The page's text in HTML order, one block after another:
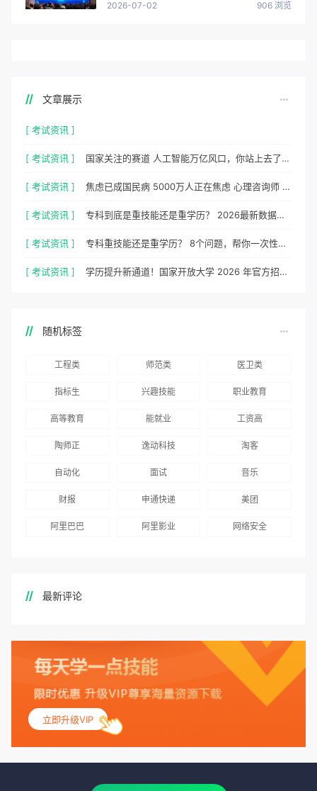
2026-07-02 906 浏览
文章展示
[ 考试资讯 ]
[ 考试资讯 ] 国家关注的赛道 人工智能万亿风口，你站上去了吗？
[ 考试资讯 ] 焦虑已成国民病 5000万人正在焦虑 心理咨询师 130万缺口等你填
[ 考试资讯 ] 专科到底是重技能还是重学历？ 2026最新数据，说得很清楚了
[ 考试资讯 ] 专科重技能还是重学历？ 8个问题，帮你一次性想清楚
[ 考试资讯 ] 学历提升新通道！国家开放大学 2026 年官方招生简章正式出炉
随机标签
工程类 师范类 医卫类
指标生 兴趣技能 职业教育
高等教育 能就业 工资高
陶师正 逸动科技 淘客
自动化 面试 音乐
财报 申通快递 美团
阿里巴巴 阿里影业 网络安全
最新评论
立即升级VIP